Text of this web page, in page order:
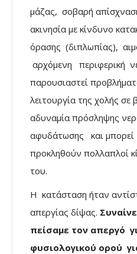
μάζας, σοβαρή
ακινησία με κίνδυνο
όρασης (διπλωπίας),
αρχόμενη περιφερική
παρουσιαστεί
λειτουργία της χολής
αδυναμία πρόσληψης
αφυδάτωσης και
προκληθούν πολλαπλοί
του.
Η κατάσταση ήταν
απεργίας δίψας.
πείσαμε τον απεργό
φυσιολογικού ορού